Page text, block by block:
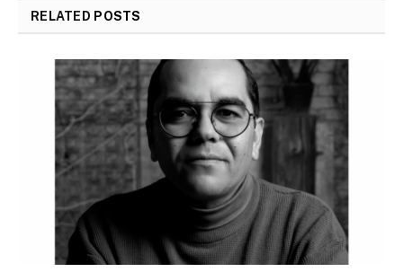
RELATED POSTS